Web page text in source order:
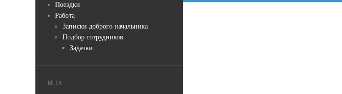
Поездки
Работа
Записки доброго начальника
Подбор сотрудников
Задачки
МЕТА